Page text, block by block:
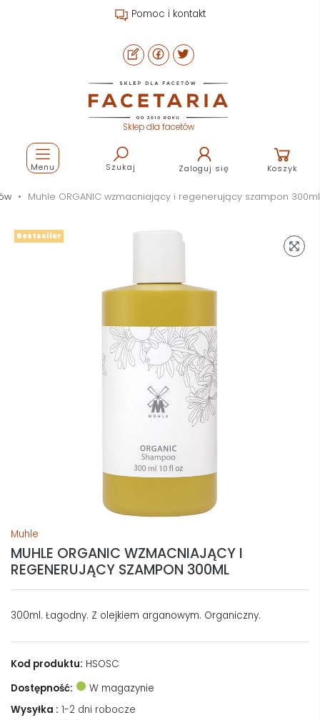
Pomoc i kontakt
Sklep dla facetów
Szukaj Zaloguj się Koszyk
Menu
Muhle ORGANIC wzmacniający i regenerujący szampon 300ml
Bestseller
Muhle
MUHLE ORGANIC WZMACNIAJĄCY I
REGENERUJĄCY SZAMPON 300ML
300ml. Łagodny. Z olejkiem arganowym. Organiczny.
Kod produktu: HSOSC
Dostępność:
W magazynie
Wysyłka : 1-2 dni robocze